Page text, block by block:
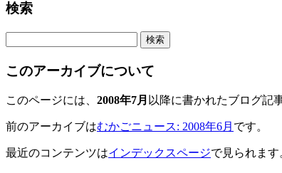
検索
このアーカイブについて
このページには、 2008年7月 以降に書かれたブログ記
前のアーカイブはむかごニュース: 2008年6月 です。
最近のコンテンツはインデックスページで見られま